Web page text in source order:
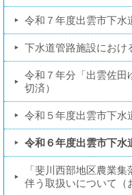
令和７年度出雲市下水
下水道管路施設におけ
令和７年分「出雲佐田
切済）
令和５年度出雲市下水
令和６年度出雲市下
「斐川西部地区農業
伴う取扱いについて（